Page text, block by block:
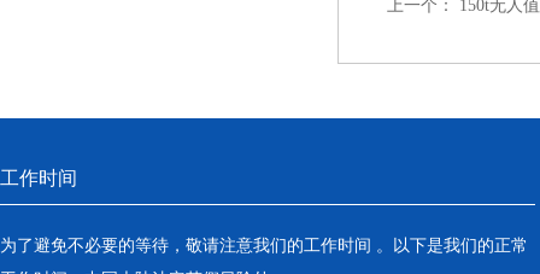
上一个： 150t无人
工作时间
为了避免不必要的等待，敬请注意我们的工作时间 。以下是我们的正常